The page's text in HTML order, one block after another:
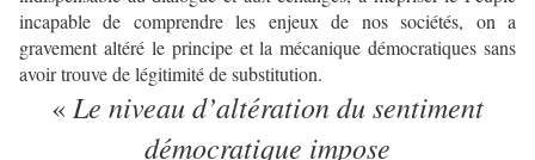
incapable de comprendre les enjeux de nos sociétés, on a
gravement altéré le principe et la mécanique démocratiques sans
avoir trouve de légitimité de substitution.
« Le niveau d’altération du sentiment
démocratique impose